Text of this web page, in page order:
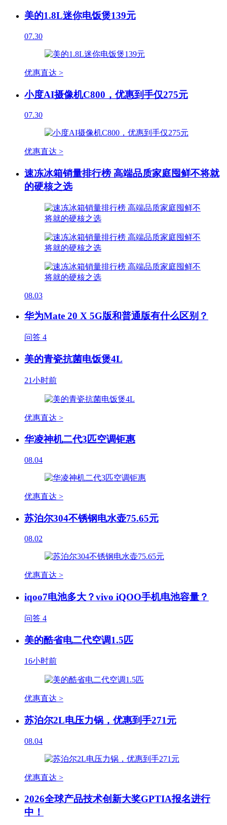
美的1.8L迷你电饭煲139元
07.30
优惠直达 >
小度AI摄像机C800，优惠到手仅275元
07.30
优惠直达 >
速冻冰箱销量排行榜 高端品质家庭囤鲜不将就
的硬核之选
08.03
华为Mate 20 X 5G版和普通版有什么区别？
问答 4
美的青瓷抗菌电饭煲4L
21小时前
优惠直达 >
华凌神机二代3匹空调钜惠
08.04
优惠直达 >
苏泊尔304不锈钢电水壶75.65元
08.02
优惠直达 >
iqoo7电池多大？vivo iQOO手机电池容量？
问答 4
美的酷省电二代空调1.5匹
16小时前
优惠直达 >
苏泊尔2L电压力锅，优惠到手271元
08.04
优惠直达 >
2026全球产品技术创新大奖GPTIA报名进行
中！